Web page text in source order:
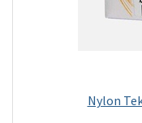
Nylon